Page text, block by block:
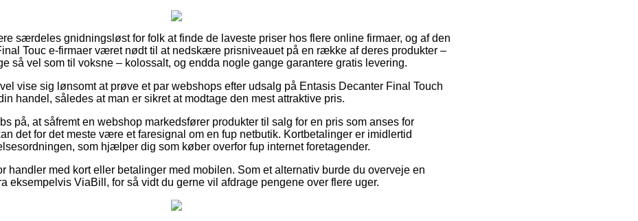
særdeles gnidningsløst for folk at finde de laveste priser hos flere online firmaer, og af den
Touc e-firmaer været nødt til at nedskære prisniveauet på en række af deres produkter –
så vel som til voksne – kolossalt, og endda nogle gange garantere gratis levering.
vise sig lønsomt at prøve et par webshops efter udsalg på Entasis Decanter Final Touch
handel, således at man er sikret at modtage den mest attraktive pris.
på, at såfremt en webshop markedsfører produkter til salg for en pris som anses for
det for det meste være et faresignal om en fup netbutik. Kortbetalinger er imidlertid
som hjælper dig som køber overfor fup internet foretagender.
handler med kort eller betalinger med mobilen. Som et alternativ burde du overveje en
eksempelvis ViaBill, for så vidt du gerne vil afdrage pengene over flere uger.